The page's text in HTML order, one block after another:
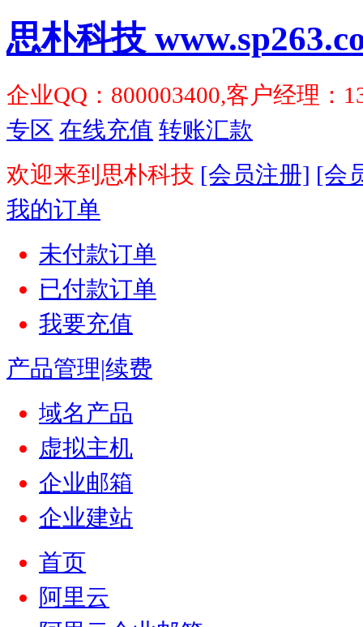
思朴科技
企业QQ：800003400,客户经理：
专区 在线充值 转账汇款
欢迎来到思朴科技 [会员注册] [会
我的订单
未付款订单
已付款订单
我要充值
产品管理|续费
域名产品
虚拟主机
企业邮箱
企业建站
首页
阿里云